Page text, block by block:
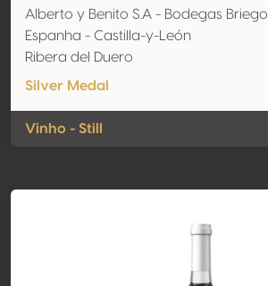
Alberto y Benito S.A - Bodegas Briego
Espanha - Castilla-y-León
Ribera del Duero
Silver Medal
Vinho - Still